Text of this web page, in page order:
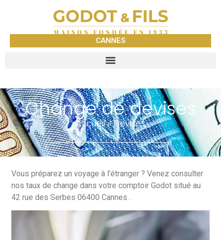
CANNES
Change de devises
Accueil»Devises
Vous préparez un voyage à l’étranger ? Venez consulter
nos taux de change dans votre comptoir Godot situé au
42 rue des Serbes 06400 Cannes .